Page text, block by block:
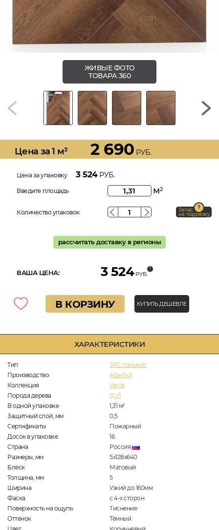
ХАРАКТЕРИСТИКИ
Тип
SPC ламинат
Производство
Aberhof
Коллекция
Verde
Порода дерева
Дуб
В одной упаковке
1,31 м2
Защитный слой, мм
0,5
Сертификаты
Пожарный
Досок в упаковке
16
Страна
Россия
Размеры, мм
5х128х640
Блеск
Матовый
Толщина, мм
5
Ширина
Узкий до 160мм
Фаска
с 4-х сторон
Поверхность на ощупь
Тиснение
Оттенок
Тёмный
ЖИВЫЕ ФОТО
ТОВАРА 360
Цена за 1 м² 2 690 РУБ.
Цена за упаковку 3 524РУБ.
Введите площадь м2
Количество упаковок Запас
на подрезку
рассчитать доставку в регионы
ВАША ЦЕНА: 3 524 РУБ.
В КОРЗИНУ КУПИТЬ ДЕШЕВЛЕ